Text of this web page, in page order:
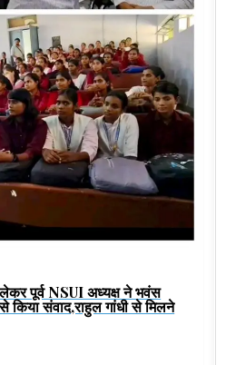
पूर्व NSUI अध्यक्ष ने भवंस
किया संवाद,राहुल गांधी से मिलने